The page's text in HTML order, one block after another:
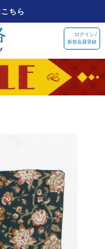
ちら
ログイン /
新規会員登録